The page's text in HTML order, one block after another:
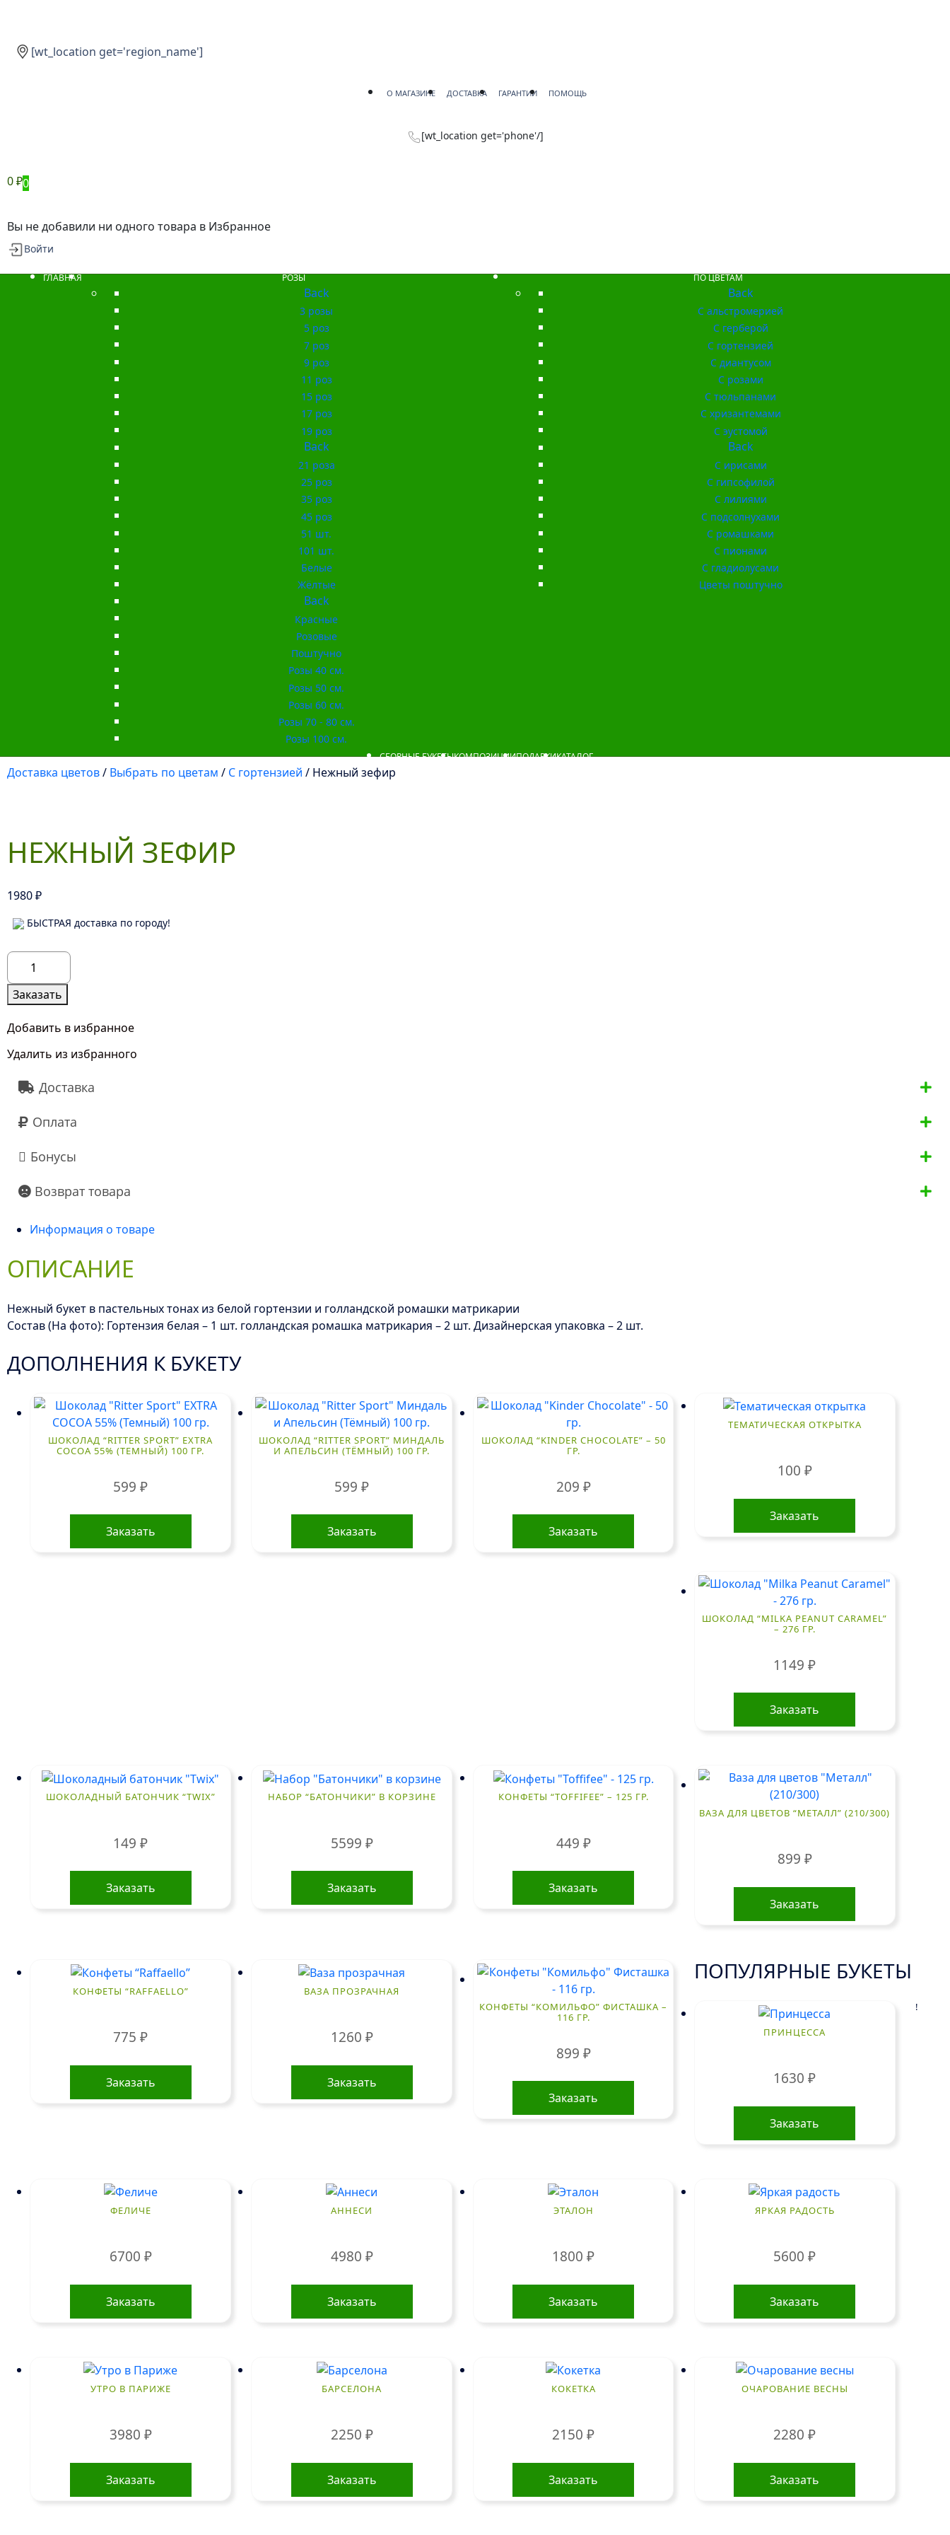
[wt_location get='region_name']
О МАГАЗИНЕ ДОСТАВКА ГАРАНТИИ ПОМОЩЬ
[wt_location get='phone'/]
0₽0
Вы не добавили ни одного товара в Избранное
Войти
ГЛАВНАЯ РОЗЫ
Back
3 розы
5 роз
7 роз
9 роз
11 роз
15 роз
17 роз
19 роз
Back
21 роза
25 роз
35 роз
45 роз
51 шт.
101 шт.
Белые
Жёлтые
Back
Красные
Розовые
Поштучно
Розы 40 см.
Розы 50 см.
Розы 60 см.
Розы 70 - 80 см.
Розы 100 см.
ПО ЦВЕТАМ
Back
С альстромерией
С герберой
С гортензией
С диантусом
С розами
С тюльпанами
С хризантемами
С эустомой
Back
С ирисами
С гипсофилой
С лилиями
С подсолнухами
С ромашками
С пионами
С гладиолусами
Цветы поштучно
СБОРНЫЕ БУКЕТЫКОМПОЗИЦИИПОДАРКИКАТАЛОГ
Доставка цветов/ Выбрать по цветам / С гортензией / Нежный зефир
НЕЖНЫЙ ЗЕФИР
1980₽
БЫСТРАЯ доставка по городу!
Количество
товара
Нежный
зефир
Заказать
Добавить в избранное
Удалить из избранного
Доставка
Оплата
Бонусы
Возврат товара
Информация о товаре
ОПИСАНИЕ
Нежный букет в пастельных тонах из белой гортензии и голландской ромашки матрикарии
Состав (На фото): Гортензия белая – 1 шт. голландская ромашка матрикария – 2 шт. Дизайнерская упаковка – 2 шт.
ДОПОЛНЕНИЯ К БУКЕТУ
ШОКОЛАД “RITTER SPORT” EXTRA
COCOA 55% (ТЕМНЫЙ) 100 ГР.
599₽
Заказать
ШОКОЛАД “RITTER SPORT” МИНДАЛЬ
И АПЕЛЬСИН (ТЁМНЫЙ) 100 ГР.
599₽
Заказать
ШОКОЛАД “KINDER CHOCOLATE” – 50
ГР.
209 ₽
Заказать
ТЕМАТИЧЕСКАЯ ОТКРЫТКА
100 ₽
Заказать
ШОКОЛАД “MILKA PEANUT CARAMEL”
– 276 ГР.
1149₽
Заказать
ШОКОЛАДНЫЙ БАТОНЧИК “TWIX”
149₽
Заказать
НАБОР “БАТОНЧИКИ” В КОРЗИНЕ
5599 ₽
Заказать
КОНФЕТЫ “TOFFIFEE” – 125 ГР.
449 ₽
Заказать
ВАЗА ДЛЯ ЦВЕТОВ “МЕТАЛЛ” (210/300)
899 ₽
Заказать
КОНФЕТЫ “RAFFAELLO”
775₽
Заказать
ВАЗА ПРОЗРАЧНАЯ
1260 ₽
Заказать
КОНФЕТЫ “КОМИЛЬФО” ФИСТАШКА –
116 ГР.
899 ₽
Заказать
ПОПУЛЯРНЫЕ БУКЕТЫ
ПРИНЦЕССА
1630₽
Заказать
ФЕЛИЧЕ
6700 ₽
Заказать
АННЕСИ
4980 ₽
Заказать
ЭТАЛОН
1800 ₽
Заказать
ЯРКАЯ РАДОСТЬ
5600₽
Заказать
УТРО В ПАРИЖЕ
3980 ₽
Заказать
БАРСЕЛОНА
2250 ₽
Заказать
КОКЕТКА
2150 ₽
Заказать
ОЧАРОВАНИЕ ВЕСНЫ
2280₽
Заказать
!